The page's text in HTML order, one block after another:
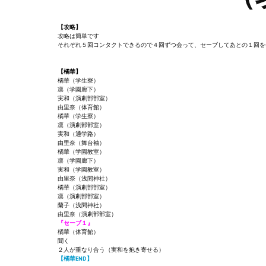
【攻略】
攻略は簡単です
それぞれ５回コンタクトできるので４回ずつ会って、セーブしてあとの１回
【橘華】
橘華（学生寮）
凛（学園廊下）
実和（演劇部部室）
由里奈（体育館）
橘華（学生寮）
凛（演劇部部室）
実和（通学路）
由里奈（舞台袖）
橘華（学園教室）
凛（学園廊下）
実和（学園教室）
由里奈（浅間神社）
橘華（演劇部部室）
凛（演劇部部室）
蘭子（浅間神社）
由里奈（演劇部部室）
『セーブ１』
橘華（体育館）
聞く
２人が重なり合う（実和を抱き寄せる）
【橘華END】